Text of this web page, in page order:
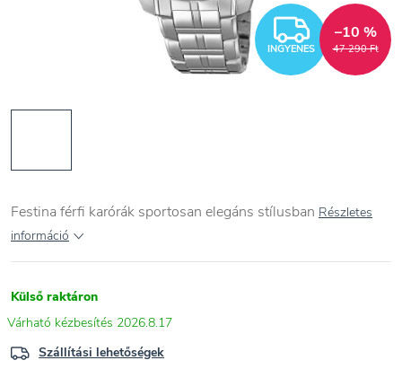
INGYENES 47 290 Ft
–10 %
Festina férfi karórák sportosan elegáns stílusban Részletes
információ
Külső raktáron
2026.8.17
Szállítási lehetőségek